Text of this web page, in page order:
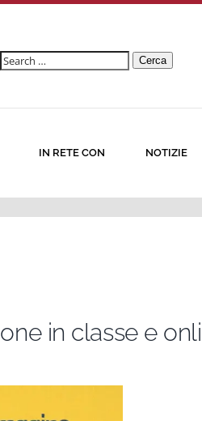
Ricerca
Cerca
IN RETE CON NOTIZIE
in classe e